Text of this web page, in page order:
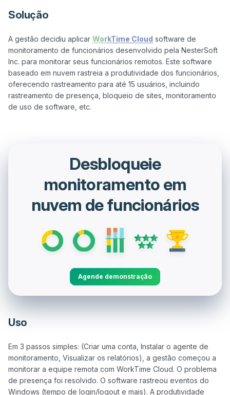
Solução
A gestão decidiu aplicar WorkTime Cloud software de
monitoramento de funcionários desenvolvido pela NesterSoft
Inc. para monitorar seus funcionários remotos. Este software
baseado em nuvem rastreia a produtividade dos funcionários,
oferecendo rastreamento para até 15 usuários, incluindo
rastreamento de presença, bloqueio de sites, monitoramento
Desbloqueie
monitoramento em
nuvem de funcionários
Agende demonstração
Uso
Em 3 passos simples: (Criar uma conta, Instalar o agente de
monitoramento, Visualizar os relatórios), a gestão começou a
monitorar a equipe remota com WorkTime Cloud. O problema
de presença foi resolvido. O software rastreou eventos do
Windows (tempo de login/logout e mais). A produtividade